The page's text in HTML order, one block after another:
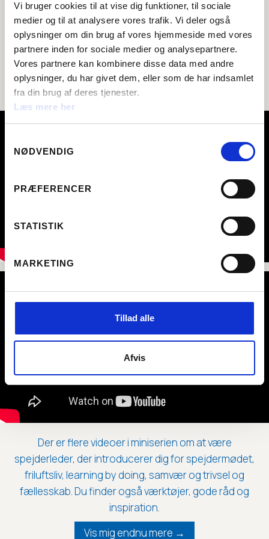
Vi bruger cookies til at vise dig funktioner, til sociale
medier og til at analysere vores trafik. Vi deler også
oplysninger om din brug af vores hjemmeside med vores
partnere inden for sociale medier og analysepartnere.
Vores partnere kan kombinere disse data med andre
oplysninger, du har givet dem, eller som de har indsamlet
fra din brug af deres tjenester.
Læs mere her
NØDVENDIG
PRÆFERENCER
STATISTIK
MARKETING
Tillad alle
Afvis
Mød Martin og Katja startede som spejderledere, da
deres børn ville være spejdere.
De fortæller om, hvad de får ud af at være
spejderleder, deres forudsætninger for at blive leder,
og hvad spejdefællesskabet har givet dem.
Der er flere videoer i miniserien om at være
spejderleder, der introducerer dig for spejdermødet,
friluftsliv, learning by doing, samvær og trivsel og
fællesskab. Du finder også værktøjer, gode råd og
inspiration.
Vis mig endnu mere →